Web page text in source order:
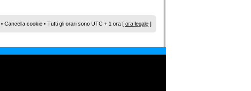
• Cancella cookie • Tutti gli orari sono UTC + 1 ora [ ora legale ]